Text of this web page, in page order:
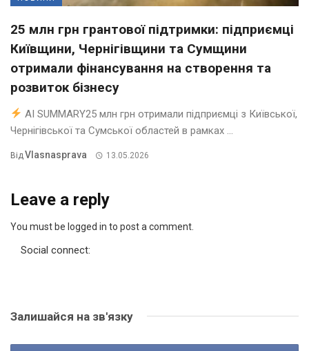
25 млн грн грантової підтримки: підприємці
Київщини, Чернігівщини та Сумщини
отримали фінансування на створення та
розвиток бізнесу
AI SUMMARY25 млн грн отримали підприємці з Київської,
Чернігівської та Сумської областей в рамках ...
Від Vlasnasprava 13.05.2026
Leave a reply
You must be logged in to post a comment.
Social connect:
Залишайся на зв'язку